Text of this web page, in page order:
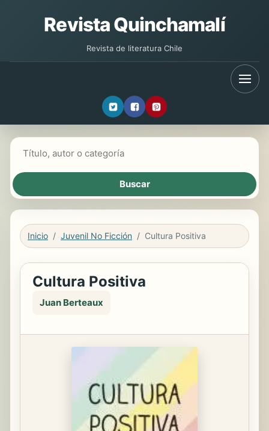
Revista Quinchamalí
Revista de literatura Chile
Inicio Juvenil No Ficción Cultura Positiva
Cultura Positiva
Juan Berteaux